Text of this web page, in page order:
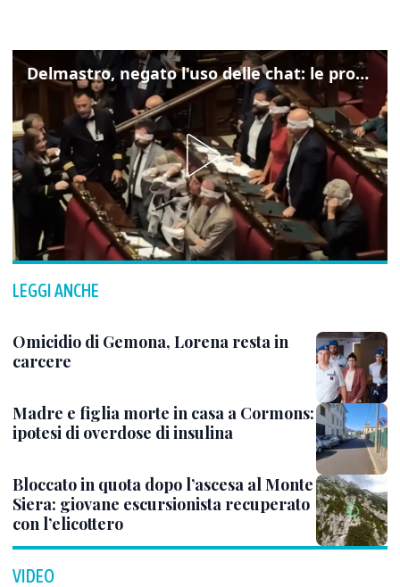
Delmastro, negato l'uso delle chat: le proteste di Avs e M5s
LEGGI ANCHE
Omicidio di Gemona, Lorena resta in
carcere
Madre e figlia morte in casa a Cormons:
ipotesi di overdose di insulina
Bloccato in quota dopo l’ascesa al Monte
Siera: giovane escursionista recuperato
con l’elicottero
VIDEO